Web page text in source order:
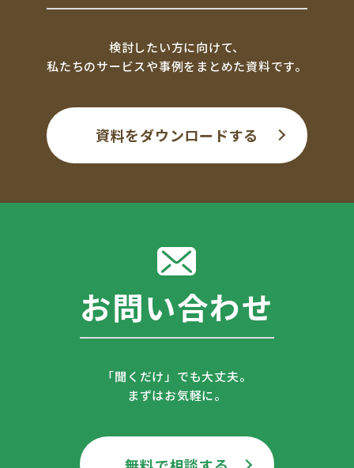
検討したい方に向けて、
私たちのサービスや事例をまとめた資料です。
資料をダウンロードする
お問い合わせ
「聞くだけ」でも大丈夫。
まずはお気軽に。